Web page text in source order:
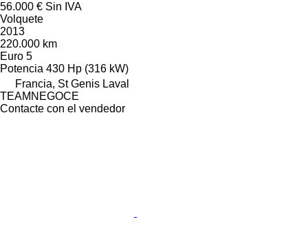
56.000 € Sin IVA
Volquete
2013
220.000 km
Euro 5
Potencia 430 Hp (316 kW)
Francia, St Genis Laval
TEAMNEGOCE
Contacte con el vendedor